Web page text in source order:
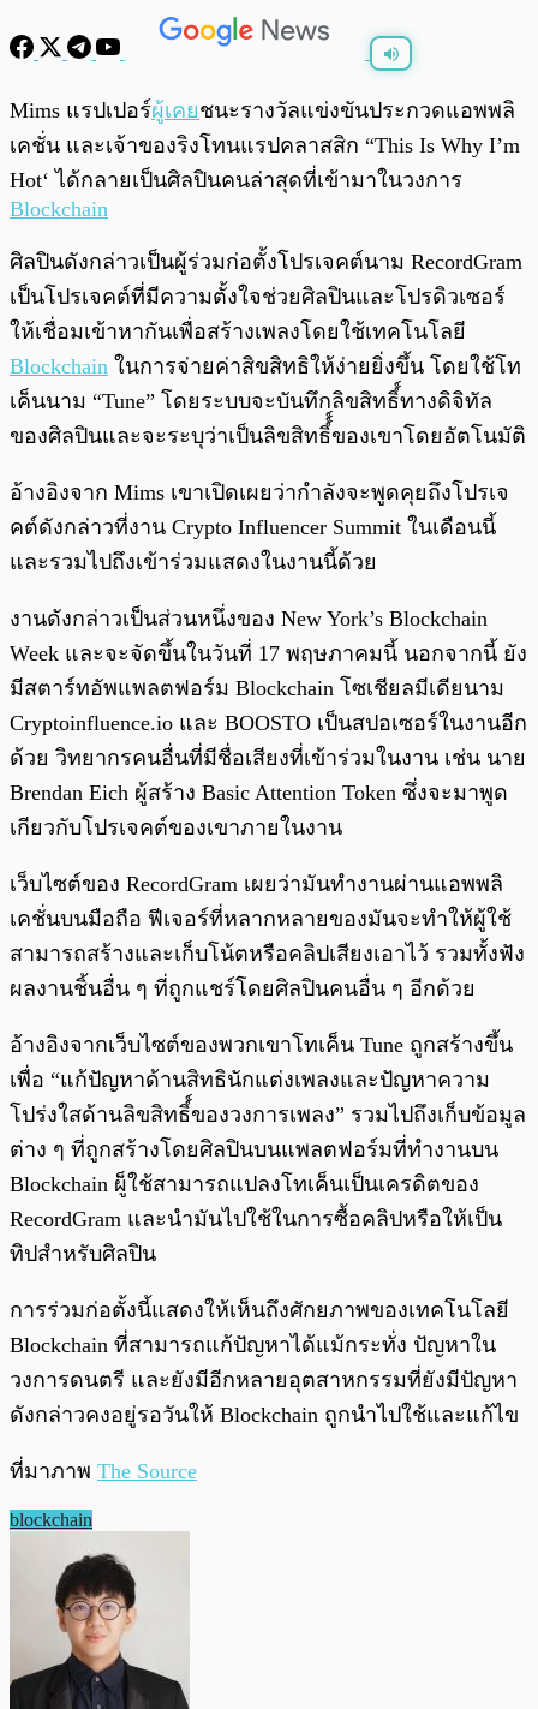
พร้อมเล่น
Mims แรปเปอร์ผู้เคยชนะรางวัลแข่งขันประกวดแอพพลิ
เคชั่น และเจ้าของริงโทนแรปคลาสสิก “This Is Why I’m
Hot‘ ได้กลายเป็นศิลปินคนล่าสุดที่เข้ามาในวงการ
Blockchain
ศิลปินดังกล่าวเป็นผู้ร่วมก่อตั้งโปรเจคต์นาม RecordGram
เป็นโปรเจคต์ที่มีความตั้งใจช่วยศิลปินและโปรดิวเซอร์
ให้เชื่อมเข้าหากันเพื่อสร้างเพลงโดยใช้เทคโนโลยี
Blockchain ในการจ่ายค่าสิขสิทธิให้ง่ายยิ่งขึ้น โดยใช้โท
เค็นนาม “Tune” โดยระบบจะบันทึกลิขสิทธิ์์ทางดิจิทัล
ของศิลปินและจะระบุว่าเป็นลิขสิทธิ์์์ของเขาโดยอัตโนมัติ
อ้างอิงจาก Mims เขาเปิดเผยว่ากำลังจะพูดคุยถึงโปรเจ
คต์ดังกล่าวที่งาน Crypto Influencer Summit ในเดือนนี้
และรวมไปถึงเข้าร่วมแสดงในงานนี้ด้วย
งานดังกล่าวเป็นส่วนหนึ่งของ New York’s Blockchain
Week และจะจัดขึ้นในวันที่ 17 พฤษภาคมนี้ นอกจากนี้ ยัง
มีสตาร์ทอัพแพลตฟอร์ม Blockchain โซเชียลมีเดียนาม
Cryptoinfluence.io และ BOOSTO เป็นสปอเซอร์ในงานอีก
ด้วย วิทยากรคนอื่นที่มีชื่อเสียงที่เข้าร่วมในงาน เช่น นาย
Brendan Eich ผู้สร้าง Basic Attention Token ซึ่งจะมาพูด
เกียวกับโปรเจคต์ของเขาภายในงาน
เว็บไซต์ของ RecordGram เผยว่ามันทำงานผ่านแอพพลิ
เคชั่นบนมือถือ ฟีเจอร์ที่หลากหลายของมันจะทำให้ผู้ใช้
สามารถสร้างและเก็บโน้ตหรือคลิปเสียงเอาไว้ รวมทั้งฟัง
ผลงานชิ้นอื่น ๆ ที่ถูกแชร์โดยศิลปินคนอื่น ๆ อีกด้วย
อ้างอิงจากเว็บไซต์ของพวกเขาโทเค็น Tune ถูกสร้างขึ้น
เพื่อ “แก้ปัญหาด้านสิทธินักแต่งเพลงและปัญหาความ
โปร่งใสด้านลิขสิทธิ์์ของวงการเพลง” รวมไปถึงเก็บข้อมูล
ต่าง ๆ ที่ถูกสร้างโดยศิลปินบนแพลตฟอร์มที่ทำงานบน
Blockchain ผู็ใช้สามารถแปลงโทเค็นเป็นเครดิตของ
RecordGram และนำมันไปใช้ในการซื้อคลิปหรือให้เป็น
ทิปสำหรับศิลปิน
การร่วมก่อตั้งนี้แสดงให้เห็นถึงศักยภาพของเทคโนโลยี
Blockchain ที่สามารถแก้ปัญหาได้แม้กระทั่ง ปัญหาใน
วงการดนตรี และยังมีอีกหลายอุตสาหกรรมที่ยังมีปัญหา
ดังกล่าวคงอยู่รอวันให้ Blockchain ถูกนำไปใช้และแก้ไข
ที่มาภาพ The Source
blockchain